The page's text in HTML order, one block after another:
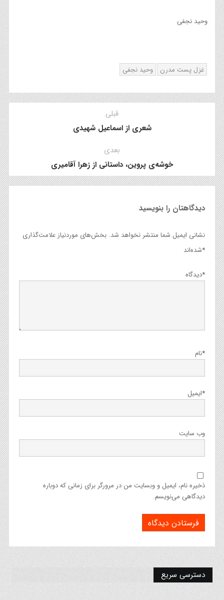
وحید نجفی
غزل پست مدرن وحید نجفی
قبلی
شعری از اسماعیل شهیدی
بعدی
خوشه‌ی پروین، داستانی از زهرا آقامیری
دیدگاهتان را بنویسید
نشانی ایمیل شما منتشر نخواهد شد. بخش‌های موردنیاز علامت‌گذاری
شده‌اند*
دیدگاه*
نام*
ایمیل*
وب‌ سایت
ذخیره نام، ایمیل و وبسایت من در مرورگر برای زمانی که دوباره
دیدگاهی می‌نویسم.
دسترسی سریع